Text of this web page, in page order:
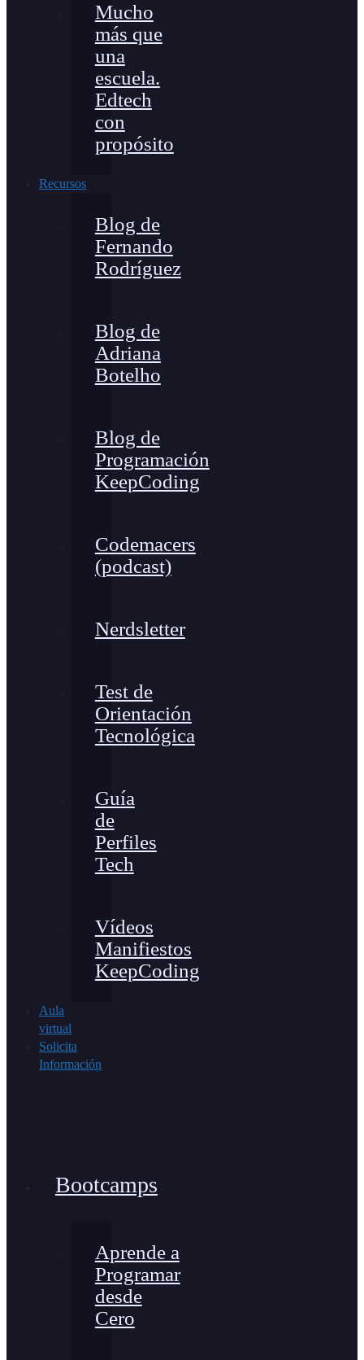
Mucho
más que
una
escuela.
Edtech
con
propósito
Recursos
Blog de
Fernando
Rodríguez
Blog de
Adriana
Botelho
Blog de
Programación
KeepCoding
Codemacers
(podcast)
Nerdsletter
Test de
Orientación
Tecnológica
Guía
de
Perfiles
Tech
Vídeos
Manifiestos
KeepCoding
Aula
virtual
Solicita
Información
Bootcamps
Aprende a
Programar
desde
Cero